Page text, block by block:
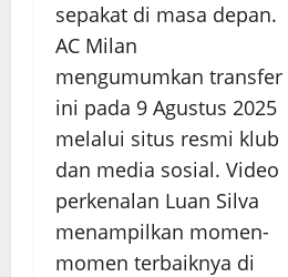
sepakat di masa depan.
AC Milan
mengumumkan transfer
ini pada 9 Agustus 2025
melalui situs resmi klub
dan media sosial. Video
perkenalan Luan Silva
menampilkan momen-
momen terbaiknya di